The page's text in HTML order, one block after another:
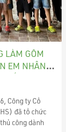
LÀM GỐM
EM NHÂN
NHI
Công ty Cổ
đã tổ chức
công dành